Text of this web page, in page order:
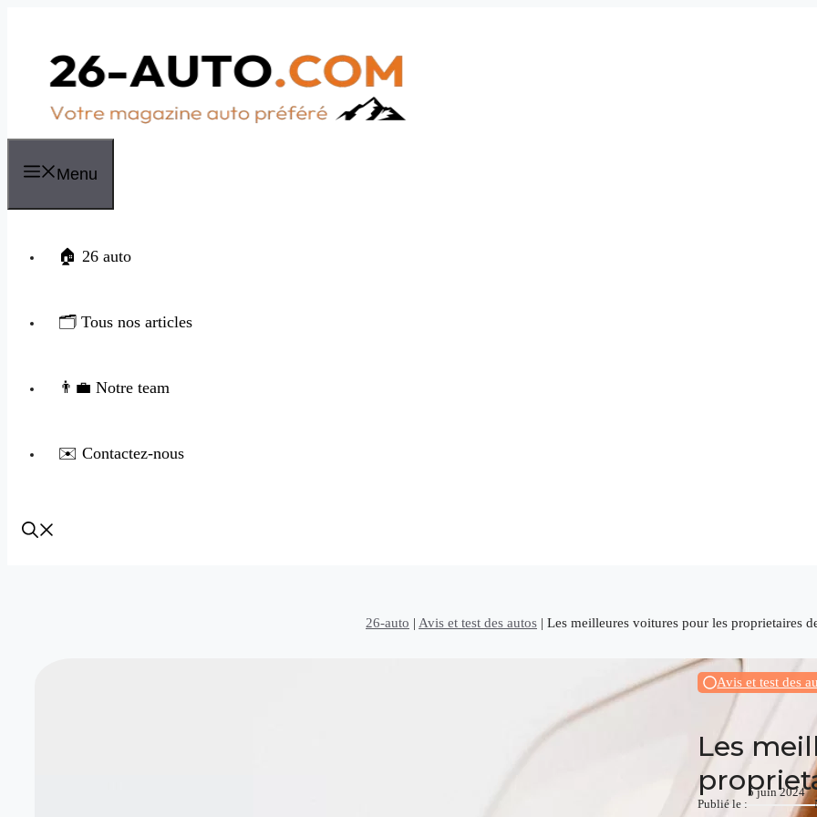
Menu
🏠 26 auto
🗂️ Tous nos articles
👨‍💼 Notre team
✉️ Contactez-nous
26-auto | Avis et test des autos | Les meilleures voitures pour les proprietaires
Avis et test des
Les
Publié le :
5 juin 2024